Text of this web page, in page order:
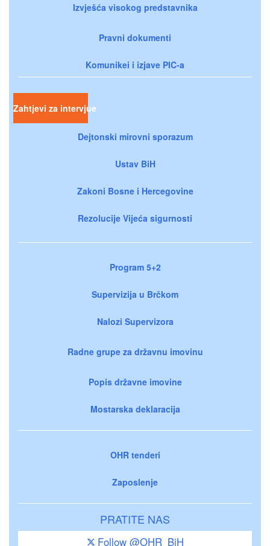
Izvješća visokog predstavnika
Pravni dokumenti
Komunikei i izjave PIC-a
Zahtjevi za intervjue
Dejtonski mirovni sporazum
Ustav BiH
Zakoni Bosne i Hercegovine
Rezolucije Vijeća sigurnosti
Program 5+2
Supervizija u Brčkom
Nalozi Supervizora
Radne grupe za državnu imovinu
Popis državne imovine
Mostarska deklaracija
OHR tenderi
Zaposlenje
PRATITE NAS
Follow @OHR_BiH